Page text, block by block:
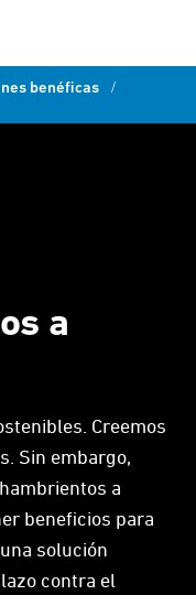
benéficas /
a
Creemos
Sin embargo,
a
beneficios para
solución
contra el